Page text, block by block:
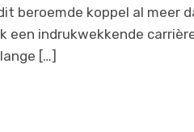
beroemde koppel al meer
indrukwekkende
[…]